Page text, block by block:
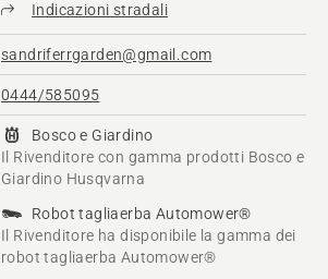
Indicazioni stradali
sandriferrgarden@gmail.com
0444/585095
Bosco e Giardino
Il Rivenditore con gamma prodotti Bosco e
Giardino Husqvarna
Robot tagliaerba Automower®
Il Rivenditore ha disponibile la gamma dei
robot tagliaerba Automower®